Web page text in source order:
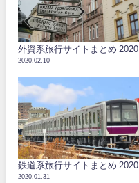
外資系旅行サイトまとめ 2020
2020.02.10
鉄道系旅行サイトまとめ 2020
2020.01.31